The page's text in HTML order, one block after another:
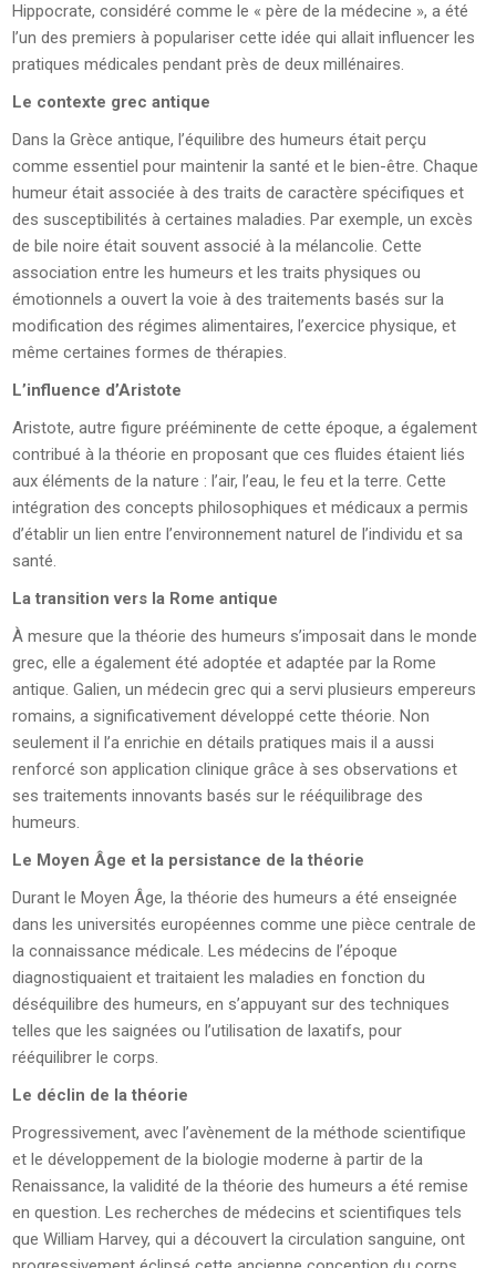
Hippocrate, considéré comme le « père de la médecine », a été
l’un des premiers à populariser cette idée qui allait influencer les
pratiques médicales pendant près de deux millénaires.
Le contexte grec antique
Dans la Grèce antique, l’équilibre des humeurs était perçu
comme essentiel pour maintenir la santé et le bien-être. Chaque
humeur était associée à des traits de caractère spécifiques et
des susceptibilités à certaines maladies. Par exemple, un excès
de bile noire était souvent associé à la mélancolie. Cette
association entre les humeurs et les traits physiques ou
émotionnels a ouvert la voie à des traitements basés sur la
modification des régimes alimentaires, l’exercice physique, et
même certaines formes de thérapies.
L’influence d’Aristote
Aristote, autre figure prééminente de cette époque, a également
contribué à la théorie en proposant que ces fluides étaient liés
aux éléments de la nature : l’air, l’eau, le feu et la terre. Cette
intégration des concepts philosophiques et médicaux a permis
d’établir un lien entre l’environnement naturel de l’individu et sa
santé.
La transition vers la Rome antique
À mesure que la théorie des humeurs s’imposait dans le monde
grec, elle a également été adoptée et adaptée par la Rome
antique. Galien, un médecin grec qui a servi plusieurs empereurs
romains, a significativement développé cette théorie. Non
seulement il l’a enrichie en détails pratiques mais il a aussi
renforcé son application clinique grâce à ses observations et
ses traitements innovants basés sur le rééquilibrage des
humeurs.
Le Moyen Âge et la persistance de la théorie
Durant le Moyen Âge, la théorie des humeurs a été enseignée
dans les universités européennes comme une pièce centrale de
la connaissance médicale. Les médecins de l’époque
diagnostiquaient et traitaient les maladies en fonction du
déséquilibre des humeurs, en s’appuyant sur des techniques
telles que les saignées ou l’utilisation de laxatifs, pour
rééquilibrer le corps.
Le déclin de la théorie
Progressivement, avec l’avènement de la méthode scientifique
et le développement de la biologie moderne à partir de la
Renaissance, la validité de la théorie des humeurs a été remise
en question. Les recherches de médecins et scientifiques tels
que William Harvey, qui a découvert la circulation sanguine, ont